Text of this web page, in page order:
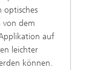
optisches
von dem
auf
leichter
können.